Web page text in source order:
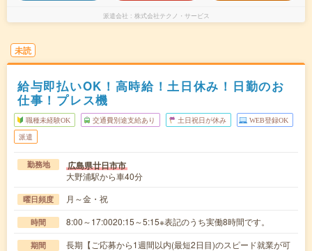
派遣会社 株式会社テクノ・サービス
未読
給与即払いOK！高時給！土日休み！日勤のお
仕事！プレス機
職種未経験OK 交通費別途支給あり 土日祝日が休み WEB登録OK
派遣
勤務地 広島県廿日市市
大野浦駅から車40分
曜日頻度 月～金・祝
時間 8:00～17:0020:15～5:15※表記のうち実働8時間です。
期間
長期【ご応募から1週間以内(最短2日目)のスピード就業が可